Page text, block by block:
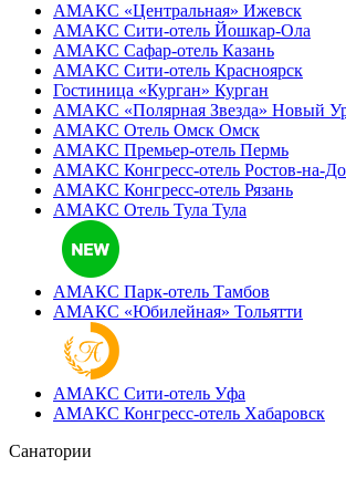
АМАКС «‎Центральная» Ижевск
АМАКС Сити-отель Йошкар-Ола
АМАКС Сафар-отель Казань
АМАКС Сити-отель Красноярск
Гостиница «‎Курган» Курган
АМАКС «Полярная Звезда» Новый
АМАКС Отель ‎Омск Омск
АМАКС Премьер-отель Пермь
АМАКС Конгресс-отель Ростов-на-
АМАКС Конгресс-отель Рязань
АМАКС Отель Тула Тула
АМАКС Парк-отель Тамбов
АМАКС «‎Юбилейная» Тольятти
АМАКС Сити-отель Уфа
АМАКС Конгресс-отель Хабаровск
Санатории